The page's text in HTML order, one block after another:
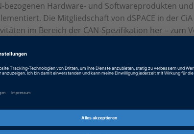
bezogenen Hardware- und Softwareprodukten und
Die Mitgliedschaft von dSPACE in der
im Bereich der CAN-Spezifikation her – zum